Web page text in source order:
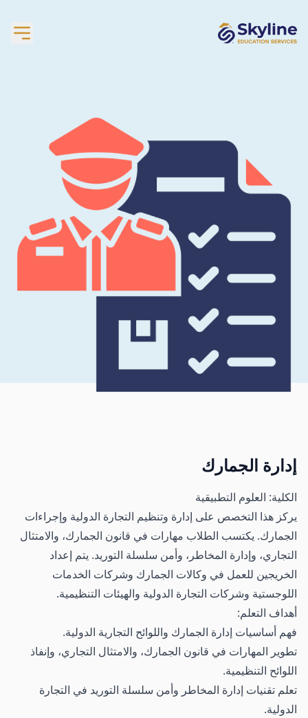
إدارة الجمارك
الكلية: العلوم التطبيقية
يركز هذا التخصص على إدارة وتنظيم التجارة الدولية وإجراءات
الجمارك. يكتسب الطلاب مهارات في قانون الجمارك، والامتثال
التجاري، وإدارة المخاطر، وأمن سلسلة التوريد. يتم إعداد
الخريجين للعمل في وكالات الجمارك وشركات الخدمات
اللوجستية وشركات التجارة الدولية والهيئات التنظيمية.
أهداف التعلم:
فهم أساسيات إدارة الجمارك واللوائح التجارية الدولية.
تطوير المهارات في قانون الجمارك، والامتثال التجاري، وإنفاذ
اللوائح التنظيمية.
تعلم تقنيات إدارة المخاطر وأمن سلسلة التوريد في التجارة
الدولية.